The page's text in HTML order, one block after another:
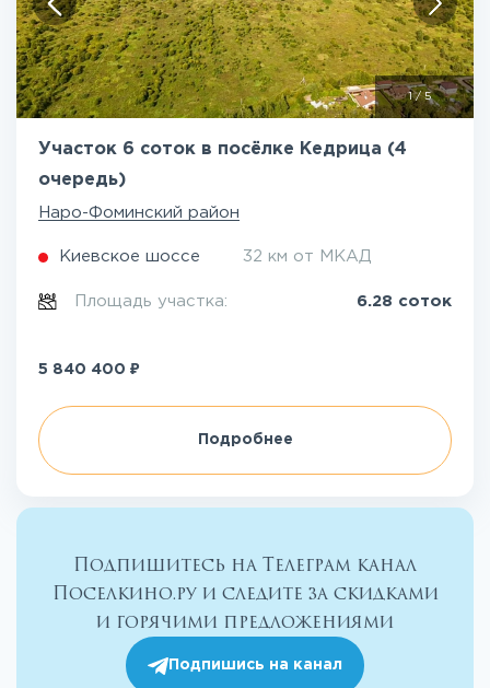
1/ 5
Участок 6 соток в посёлке Кедрица (4
очередь)
Наро-Фоминский район
Киевское шоссе 32 км от МКАД
Площадь участка: 6.28 соток
5 840 400 ₽
Подробнее
Подпишитесь на Телеграм канал
Поселкино.ру и следите за скидками
и горячими предложениями
Подпишись на канал